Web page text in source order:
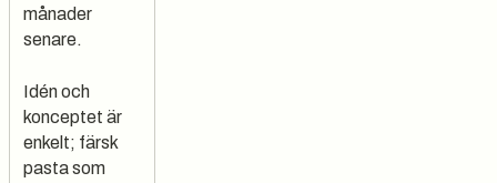
månader
senare.
Idén och
konceptet är
enkelt; färsk
pasta som